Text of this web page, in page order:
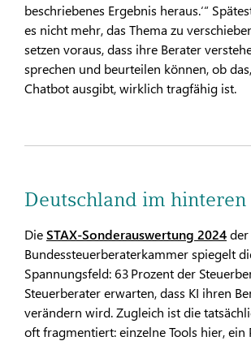
beschriebenes Ergebnis heraus.‘“
es nicht mehr, das Thema zu
setzen voraus, dass ihre Berater
sprechen und beurteilen können, ob
Chatbot ausgibt, wirklich tragfähig ist.
Deutschland im
DieSTAX-Sonderauswertung 2024der
Bundessteuerberaterkammer spiegelt
Spannungsfeld: 63 Prozent der
Steuerberater erwarten, dass KI ihren
verändern wird. Zugleich ist die
oft fragmentiert: einzelne Tools hier,